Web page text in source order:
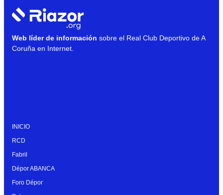
Web líder de información sobre el Real Club Deportivo de A
Coruña en Internet.
INICIO
RCD
Fabril
Dépor ABANCA
Foro Dépor